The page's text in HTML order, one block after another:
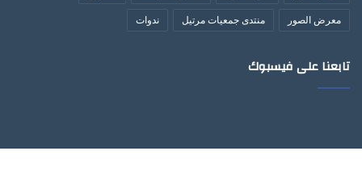
معرض الصور منتدى جمعيات مرتيل ندوات
تابعنا على فيسبوك